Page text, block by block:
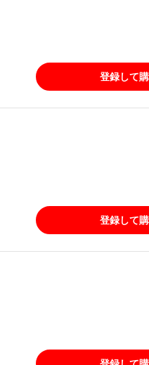
登録して
登録して